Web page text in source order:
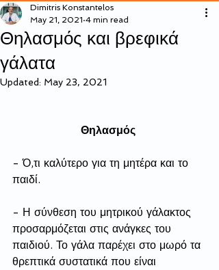
Θηλασμός και βρεφικά
γάλατα
Dimitris Konstantelos
May 21, 2021 4 min read
Updated: May 23, 2021
Θηλασμός
- Ό,τι καλύτερο για τη μητέρα και το
παιδί.
- Η σύνθεση του μητρικού γάλακτος
προσαρμόζεται στις ανάγκες του
παιδιού. Το γάλα παρέχει στο μωρό τα
θρεπτικά συστατικά που είναι